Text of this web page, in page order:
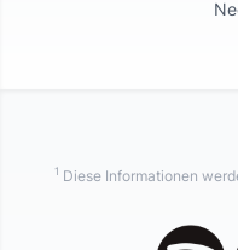
1 Diese Informationen